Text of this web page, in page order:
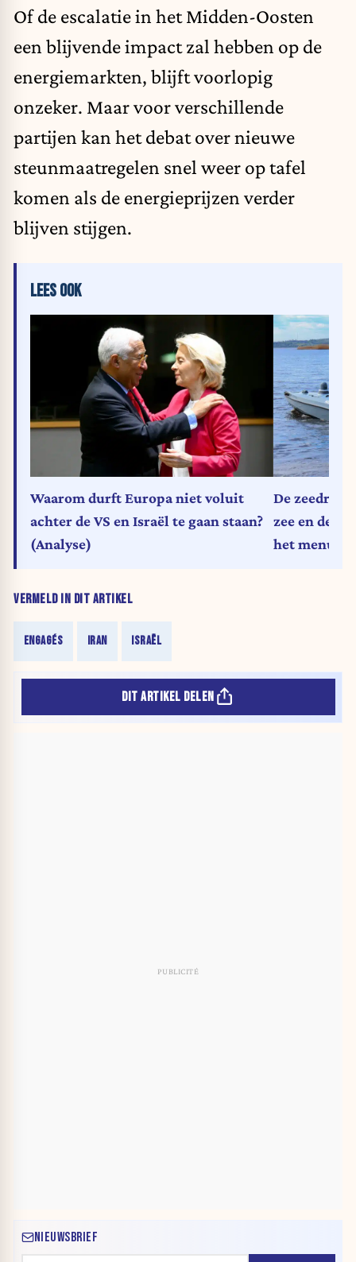
Of de escalatie in het Midden-Oosten
een blijvende impact zal hebben op de
energiemarkten, blijft voorlopig
onzeker. Maar voor verschillende
partijen kan het debat over nieuwe
steunmaatregelen snel weer op tafel
komen als de energieprijzen verder
blijven stijgen.
VERMELD IN DIT ARTIKEL
ENGAGÉS IRAN ISRAËL
LEES OOK
Waarom durft Europa niet voluit
achter de VS en Israël te gaan staan?
(Analyse)
De
zee en de
het menu
DIT ARTIKEL DELEN
NIEUWSBRIEF